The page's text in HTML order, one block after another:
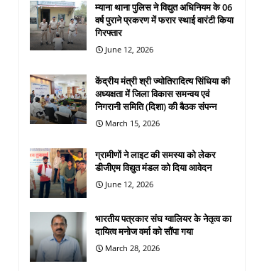
म्याना थाना पुलिस ने विद्युत अधिनियम के 06
वर्ष पुराने प्रकरण में फरार स्थाई वारंटी किया
गिरफ्तार
June 12, 2026
केंद्रीय मंत्री श्री ज्योतिरादित्य सिंधिया की
अध्यक्षता में जिला विकास समन्वय एवं
निगरानी समिति (दिशा) की बैठक संपन्न
March 15, 2026
ग्रामीणों ने लाइट की समस्या को लेकर
डीजीएम विद्युत मंडल को दिया आवेदन
June 12, 2026
भारतीय पत्रकार संघ ग्वालियर के नेतृत्व का
दायित्व मनोज वर्मा को सौंपा गया
March 28, 2026